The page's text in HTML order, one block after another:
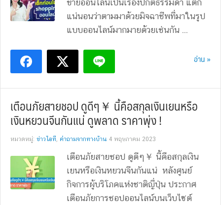
ขายออนไลน์เป็นเรื่องปกติธรรมดา แต่ก็
แน่นอนว่าตามมาด้วยมิจฉาชีพที่มาในรูป
แบบออนไลน์มากมายด้วยเช่นกัน ...
อ่าน »
เตือนภัยสายชอป ดูดีๆ￥ นี้คือสกุลเงินเยนหรือ
เงินหยวนจีนกันแน่ ดูพลาด ราคาพุ่ง !
หมวดหมู่: ข่าวไอที, คำถามจากทางบ้าน 4 พฤษภาคม 2023
เตือนภัยสายชอป ดูดีๆ￥ นี้คือสกุลเงิน
เยนหรือเงินหยวนจีนกันแน่ หลังศูนย์
กิจการผู้บริโภคแห่งชาติญี่ปุ่น ประกาศ
เตือนภัยการชอปออนไลน์บนเว็บไซต์